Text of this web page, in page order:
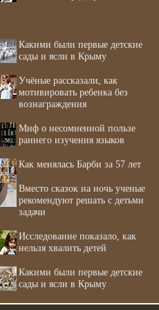
Какими были первые детские
сады и ясли в Крыму
Учёные рассказали, как
мотивировать ребенка без
вознаграждения
Миф о несомненной пользе
раннего изучения языков
Как менялась Барби за 57 лет
Вместо сказок на ночь ученые
рекомендуют решать с детьми
задачи
Исследование показало, как
нельзя хвалить детей
Какими были первые детские
сады и ясли в Крыму